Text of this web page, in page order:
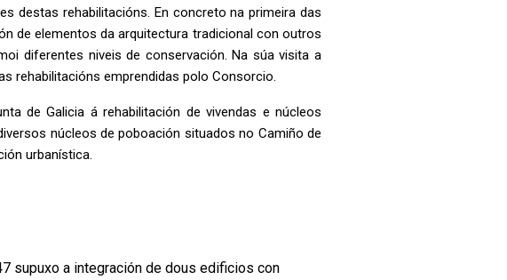
destas rehabilitacións. En concreto na primeira das
de elementos da arquitectura tradicional con outros
diferentes niveis de conservación. Na súa visita a
rehabilitacións emprendidas polo Consorcio.
de Galicia á rehabilitación de vivendas e núcleos
núcleos de poboación situados no Camiño de
urbanística.
supuxo a integración de dous edificios con